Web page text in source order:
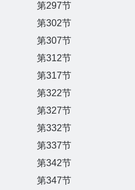
第297节
第302节
第307节
第312节
第317节
第322节
第327节
第332节
第337节
第342节
第347节